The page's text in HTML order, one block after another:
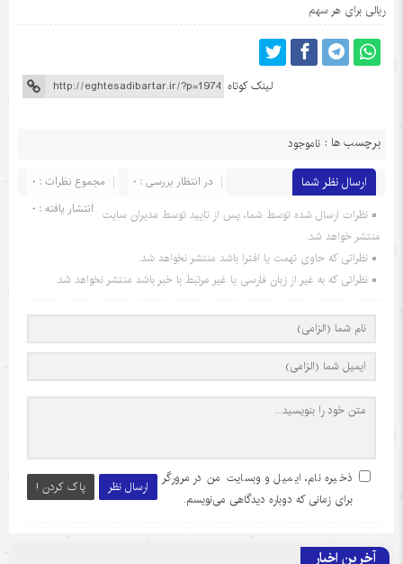
ریالی برای هر سهم
لینک کوتاه
برچسب ها : ناموجود
ارسال نظر شما مجموع نظرات : 0
در انتظار بررسی : 0
انتشار یافته : 0 نظرات ارسال شده توسط شما، پس از تایید توسط مدیران سایت
منتشر خواهد شد.
نظراتی که حاوی تهمت یا افترا باشد منتشر نخواهد شد.
نظراتی که به غیر از زبان فارسی یا غیر مرتبط با خبر باشد منتشر نخواهد شد.
ارسال نظر پاک کردن !
ذخیره نام، ایمیل و وبسایت من در مرورگر
برای زمانی که دوباره دیدگاهی می‌نویسم.
آخرین اخبار